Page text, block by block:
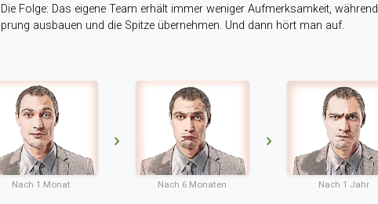
Folge: Das eigene Team erhält immer weniger Aufmerksamkeit, während
ausbauen und die Spitze übernehmen. Und dann hört man auf.
Nach 1 Monat Nach 6 Monaten Nach 1 Jahr